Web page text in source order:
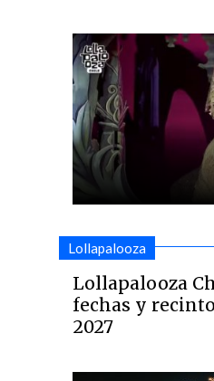
Lollapalooza
Lollapalooza
fechas y
2027